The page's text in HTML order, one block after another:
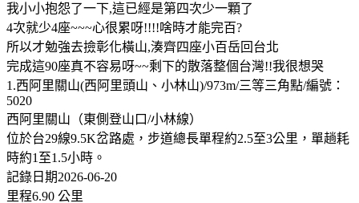
我小小抱怨了一下,這已經是第四次少一顆了
4次就少4座~~~心很累呀!!!!啥時才能完百?
所以才勉強去撿彰化橫山,湊齊四座小百岳回台北
完成這90座真不容易呀~~剩下的散落整個台灣!!我很想哭
1.西阿里關山(西阿里頭山、小林山)/973m/三等三角點/編號：
5020
西阿里關山（東側登山口/小林線）
位於台29線9.5K岔路處，步道總長單程約2.5至3公里，單趟耗
時約1至1.5小時。
記錄日期2026-06-20
里程6.90 公里